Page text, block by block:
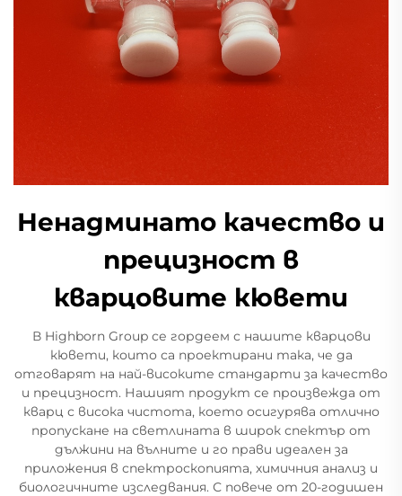
Ненадминато качество и
прецизност в
кварцовите кювети
В Highborn Group се гордеем с нашите кварцови
кювети, които са проектирани така, че да
отговарят на най-високите стандарти за качество
и прецизност. Нашият продукт се произвежда от
кварц с висока чистота, което осигурява отлично
пропускане на светлината в широк спектър от
дължини на вълните и го прави идеален за
приложения в спектроскопията, химичния анализ и
биологичните изследвания. С повече от 20-годишен